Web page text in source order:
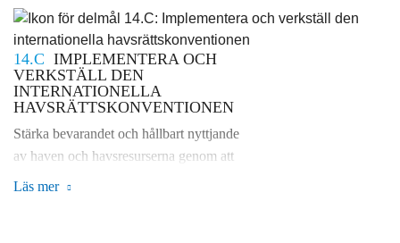
14.C IMPLEMENTERA OCH
VERKSTÄLL DEN
INTERNATIONELLA
HAVSRÄTTSKONVENTIONEN
Stärka bevarandet och hållbart nyttjande
av haven och havsresurserna genom att
genomföra internationell rätt, såsom den
Läs mer